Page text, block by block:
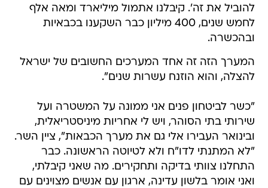
להוביל את זה'. קיבלנו אתמול מיליארד ומאה אלף
לחמש שנים, 400 מיליון כבר השקענו בכבאיות
ובהכשרה.
המערך הזה זה אחד המערכים החשובים של ישראל
להצלה, והוא הוזנח עשרות שנים".
"כשר לביטחון פנים אני ממונה על המשטרה ועל
שירותי בתי הסוהר, ויש לי אחריות מיניסטריאלית,
ובינואר העבירו אלי גם את מערך הכבאות", ציין השר.
"לא המתנתי לדו"ח ולא לטיוטה הראשונה. כבר
התחלנו צוותי בדיקה ותחקירים. מה שאני קיבלתי,
ואני אומר בלשון עדינה, ארגון עם אנשים מצוינים עם